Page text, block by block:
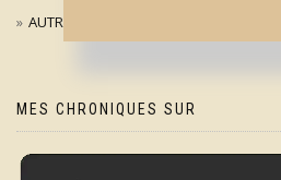
AUTRES
MES CHRONIQUES SUR